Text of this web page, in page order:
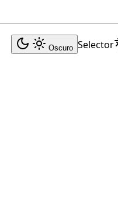
Oscuro Selector